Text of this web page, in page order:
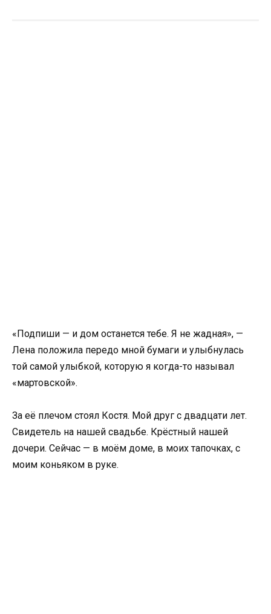
«Подпиши — и дом останется тебе. Я не жадная», —
Лена положила передо мной бумаги и улыбнулась
той самой улыбкой, которую я когда-то называл
«мартовской».
За её плечом стоял Костя. Мой друг с двадцати лет.
Свидетель на нашей свадьбе. Крёстный нашей
дочери. Сейчас — в моём доме, в моих тапочках, с
моим коньяком в руке.